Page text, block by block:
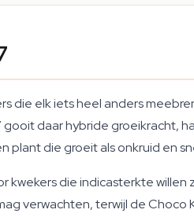
die elk iets heel anders
daar hybride groeikracht,
plant die groeit als onkruid en
kwekers die indicasterkte
verwachten, terwijl de